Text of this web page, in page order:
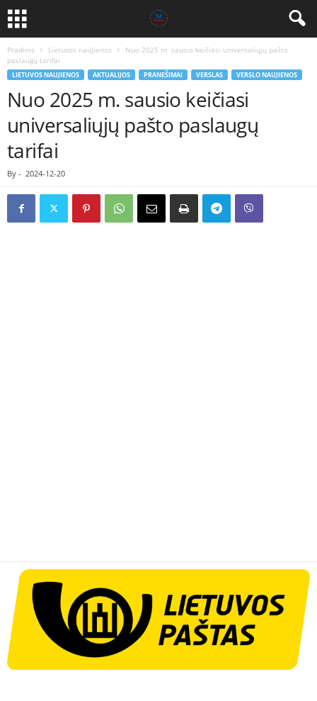
Pradinis Lietuvos naujienos
Nuo 2025 m. sausio keičiasi universaliųjų pašto
paslaugų tarifai
LIETUVOS NAUJIENOS AKTUALIJOS PRANEŠIMAI VERSLAS VERSLO NAUJIENOS
Nuo 2025 m. sausio keičiasi
universaliųjų pašto paslaugų
tarifai
By - 2024-12-20